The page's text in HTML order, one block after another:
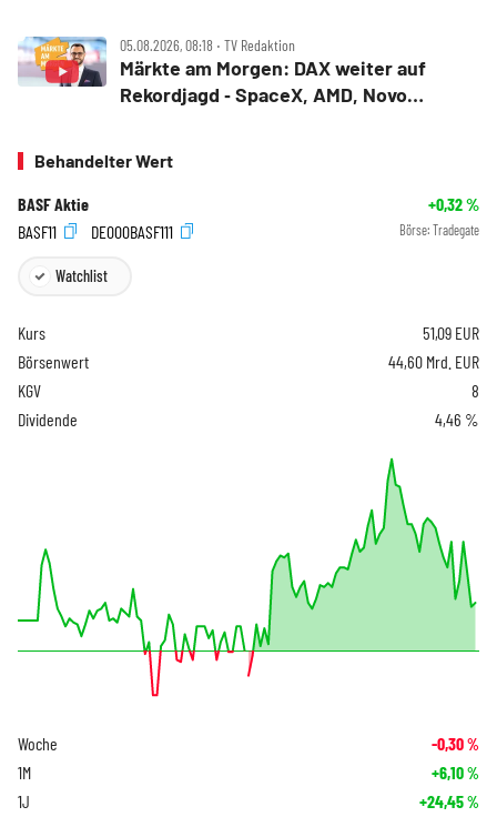
05.08.2026, 08:18 ‧ TV Redaktion
Märkte am Morgen: DAX weiter auf
Rekordjagd ‑ SpaceX, AMD, Novo
Behandelter Wert
BASF Aktie +0,32%
BASF11
DE000BASF111 Börse: Tradegate
Watchlist
Kurs 51,09 EUR
Börsenwert
44,60 Mrd. EUR
KGV
8
Dividende
4,46 %
Woche -0,30%
1M +6,10%
1J +24,45%